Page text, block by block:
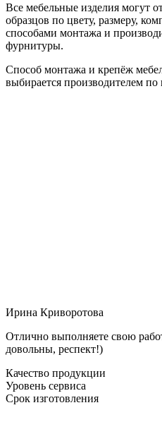
Все мебельные изделия могут
образцов по цвету, размеру,
способами монтажа и
фурнитуры.
Способ монтажа и крепёж
выбирается производителем
Ирина Криворотова
Отлично выполняете свою
довольны, респект!)
Качество продукции
Уровень сервиса
Срок изготовления